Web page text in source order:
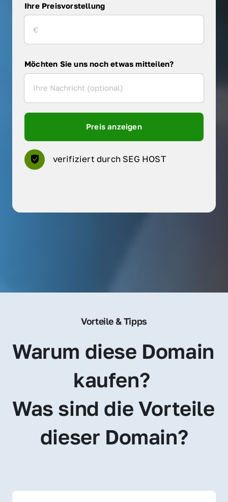
Ihre Preisvorstellung
Möchten Sie uns noch etwas mitteilen?
Preis anzeigen
verifiziert durch SEG HOST
Vorteile & Tipps
Warum diese Domain
kaufen?
Was sind die Vorteile
dieser Domain?